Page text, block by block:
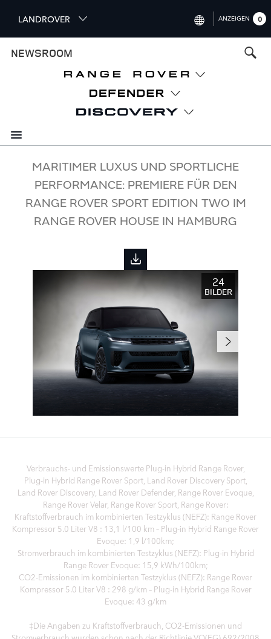
i
p
n
c
LANDROVER
CHINA (中国（中文))
FRANCE (FRANÇAIS)
SPAIN (ESPAÑOL)
ITALY (ITALIANO)
ANZEIGEN 0
NEWSROOM
MARITIMER LUXUS UND SPORTLICHE
PERFORMANCE: PREMIERE FÜR DEN
RANGE ROVER SPORT EDITION TWO IM
RANGE ROVER HOUSE IN HAMBURG
24
BILDER
Verbrauchs- und Emissionswerte Plug‑in Hybrid Range Rover,
Plug‑in Hybrid Range Rover Sport, Land Rover Discovery Sport,
Land Rover Discovery, Land Rover Defender, Range Rover Evoque,
Range Rover Velar, Range Rover Sport, Range Rover:
Kraftstoffverbrauch im kombinierten Testzyklus (NEFZ): Range Rover
Kompressor 5.0 Liter V8 : 13,1 l/100 km – Plug-in Hybrid Range Rover
Evoque: 1,9 l/100km;
Stromverbrauch im kombinierten Testzyklus (NEFZ): Plug-in Hybrid
Range Rover Evoque: 15,9 kWh/100km;
CO2-Emissionen im kombinierten Testzyklus (NEFZ): Range Rover
Kompressor 5.0 Liter V8 : 298 g/km – Plug-in Hybrid Range Rover
Evoque: 43 g/km
‡Die Angaben zu Kraftstoffverbrauch, CO2-Emissionen und